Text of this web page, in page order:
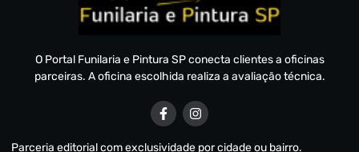
O Portal Funilaria e Pintura SP conecta clientes a oficinas
parceiras. A oficina escolhida realiza a avaliação técnica.
Parceria editorial com exclusividade por cidade ou bairro.